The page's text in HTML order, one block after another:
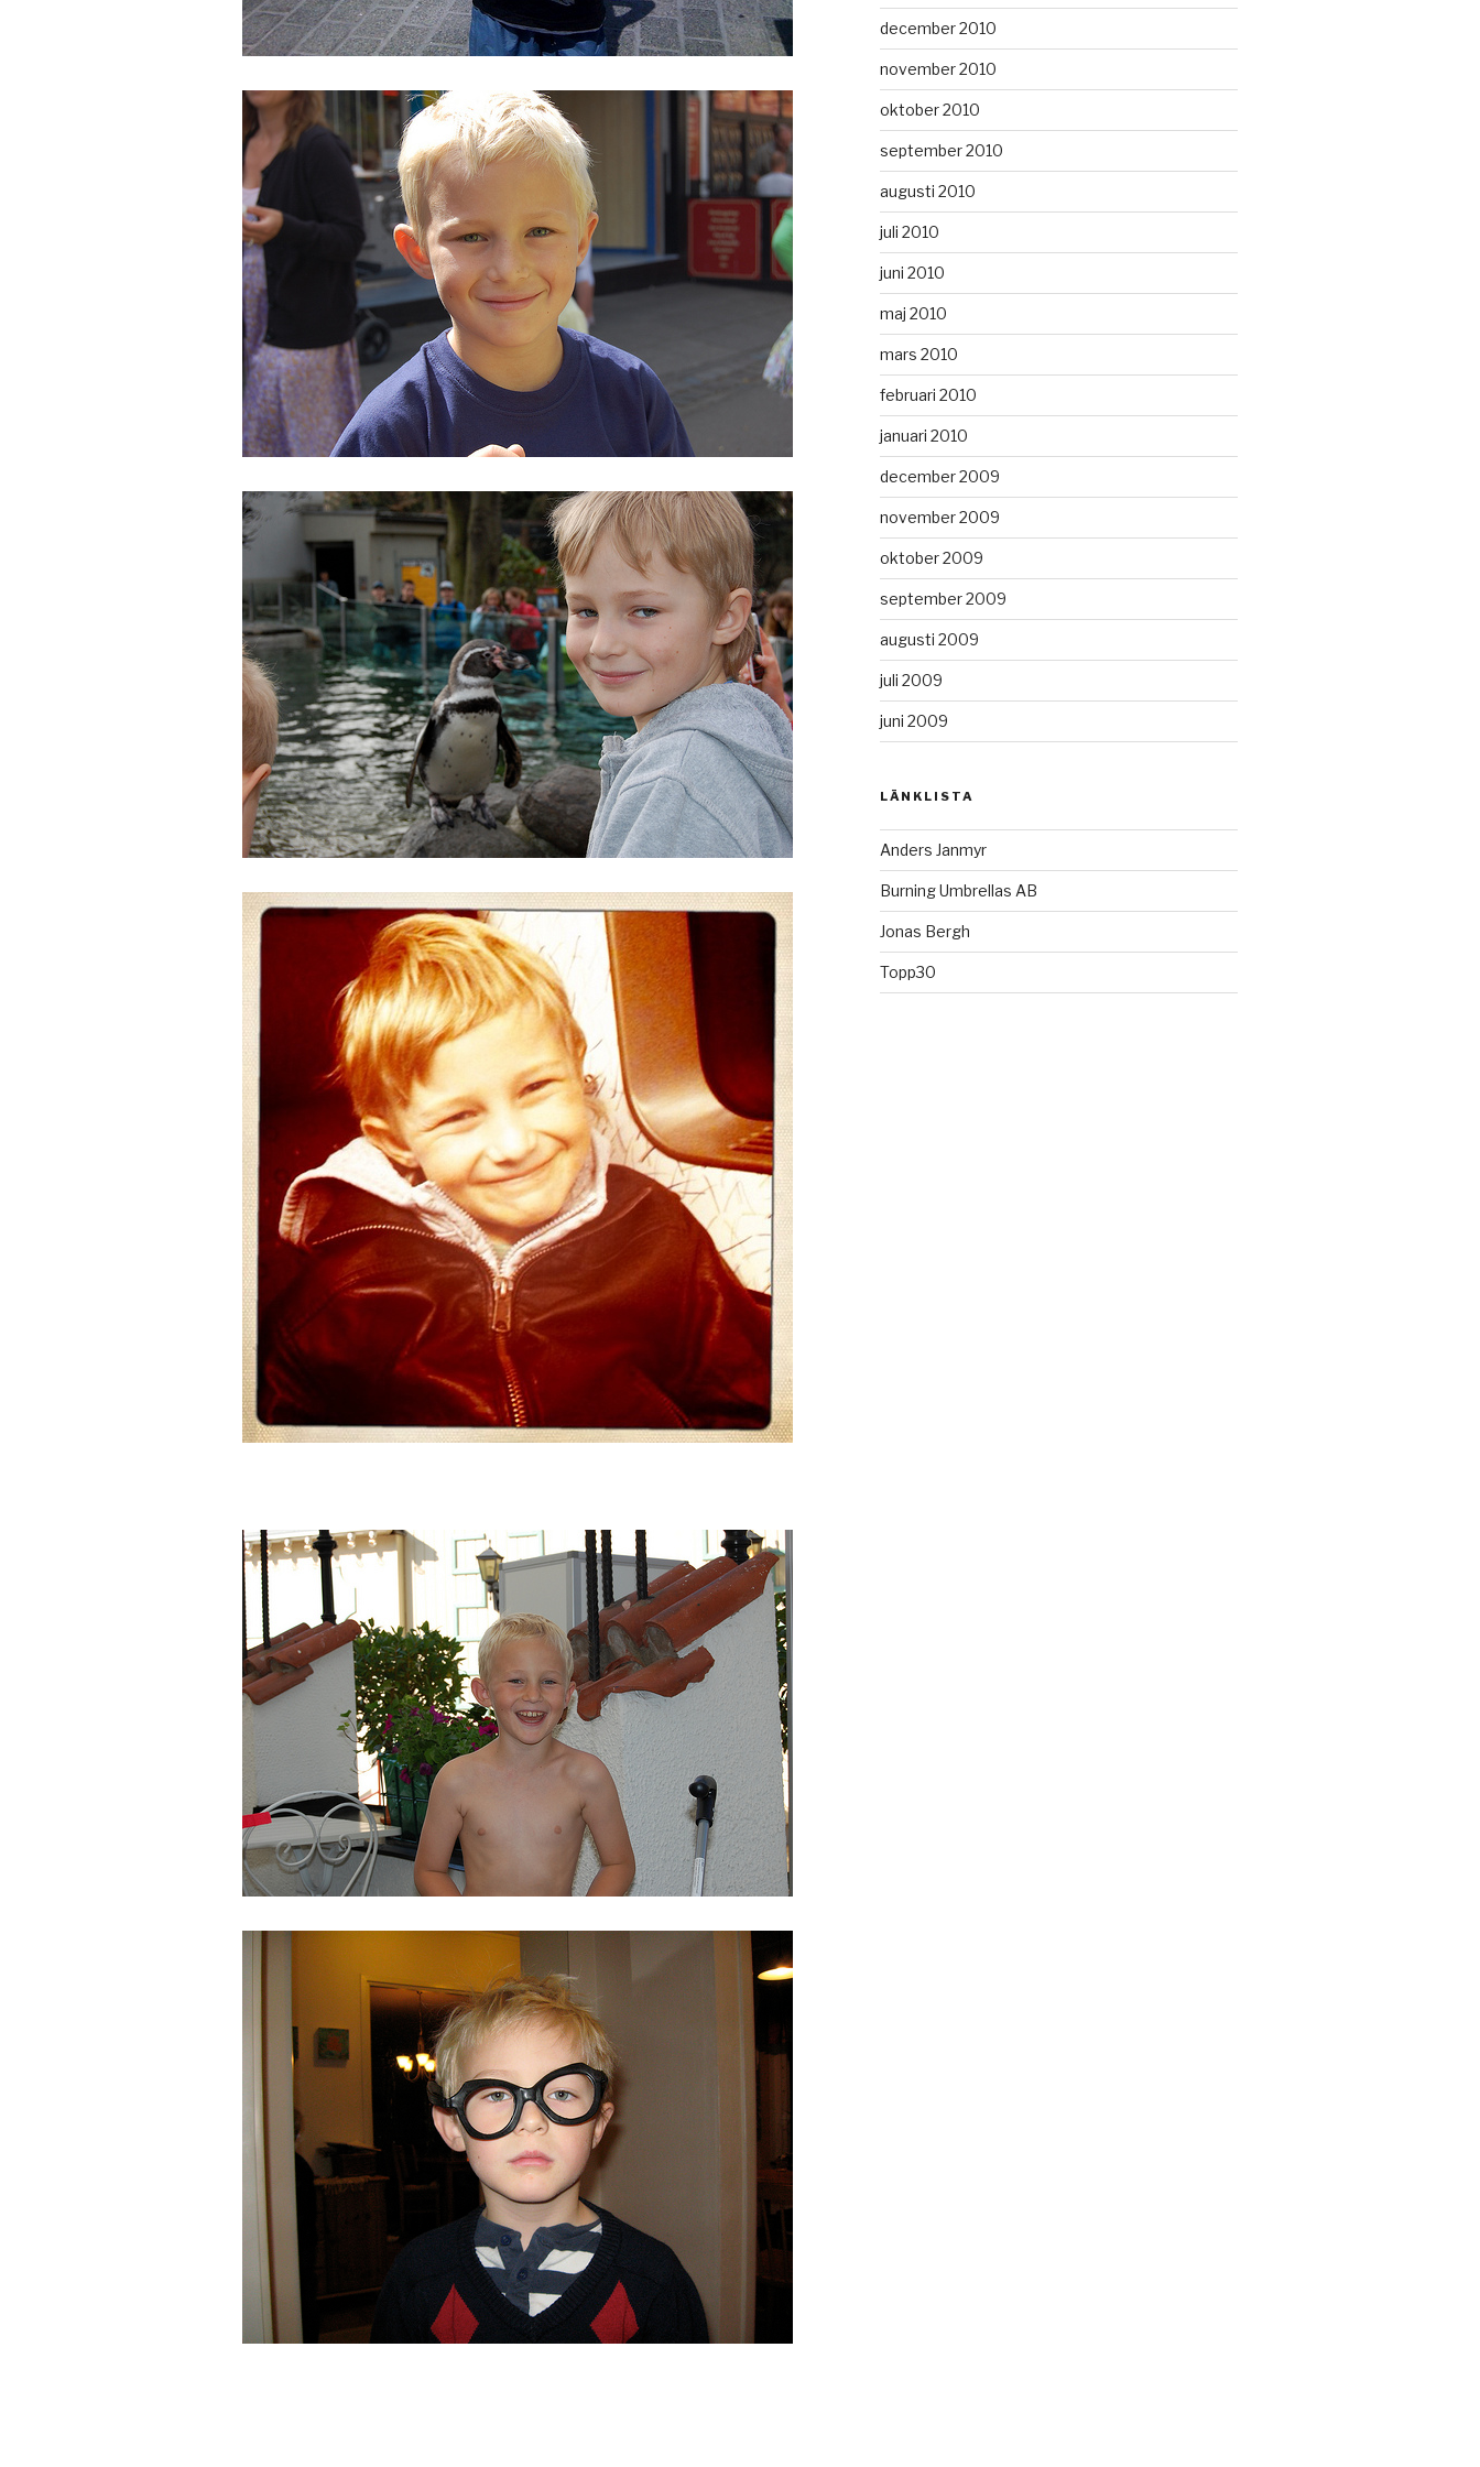
december 2010
november 2010
oktober 2010
september 2010
augusti 2010
juli 2010
juni 2010
maj 2010
mars 2010
februari 2010
januari 2010
december 2009
november 2009
oktober 2009
september 2009
augusti 2009
juli 2009
juni 2009
LÄNKLISTA
Anders Janmyr
Burning Umbrellas AB
Jonas Bergh
Topp30